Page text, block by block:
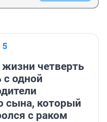
четверть
с одной
сына, который
с раком